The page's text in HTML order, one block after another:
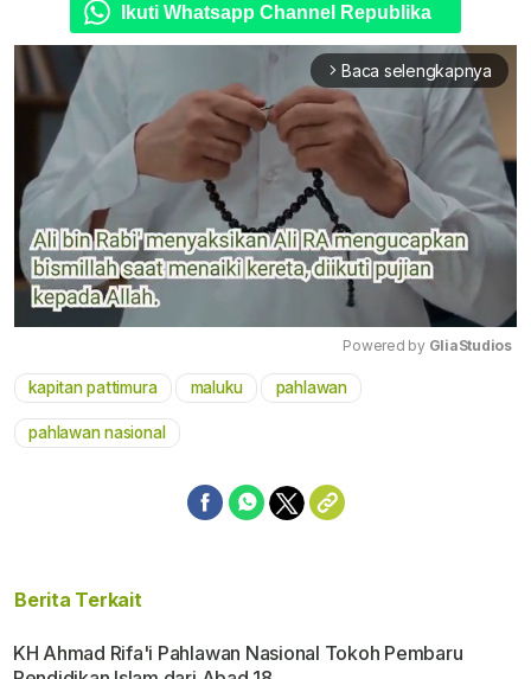
Ikuti Whatsapp Channel Republika
arrow_forward_ios Baca selengkapnya
Powered by GliaStudios
kapitan pattimura maluku pahlawan
pahlawan nasional
Berita Terkait
KH Ahmad Rifa'i Pahlawan Nasional Tokoh Pembaru